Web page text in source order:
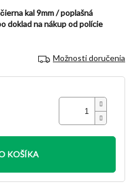
Možnosti doručenia
KOŠÍKA
kal 9mm / poplašná
doklad na nákup od polície